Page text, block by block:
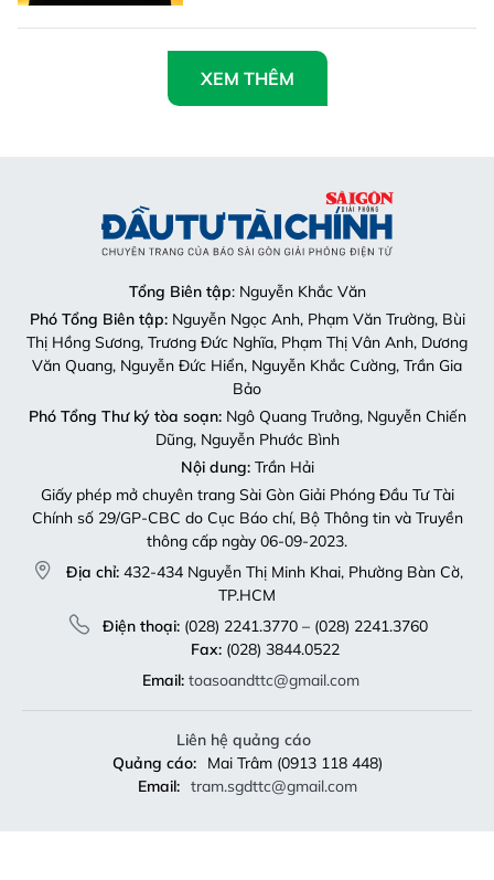
XEM THÊM
Tổng Biên tập: Nguyễn Khắc Văn
Phó Tổng Biên tập:Nguyễn Ngọc Anh, Phạm Văn Trường, Bùi
Thị Hồng Sương, Trương Đức Nghĩa, Phạm Thị Vân Anh, Dương
Văn Quang, Nguyễn Đức Hiển, Nguyễn Khắc Cường, Trần Gia
Bảo
Phó Tổng Thư ký tòa soạn:Ngô Quang Trưởng, Nguyễn Chiến
Dũng, Nguyễn Phước Bình
Nội dung:Trần Hải
Giấy phép mở chuyên trang Sài Gòn Giải Phóng Đầu Tư Tài
Chính số 29/GP-CBC do Cục Báo chí, Bộ Thông tin và Truyền
thông cấp ngày 06-09-2023.
Địa chỉ: 432-434 Nguyễn Thị Minh Khai, Phường Bàn Cờ,
TP.HCM
Điện thoại:(028) 2241.3770 – (028) 2241.3760
Fax:(028) 3844.0522
Email: toasoandttc@gmail.com
Liên hệ quảng cáo
Quảng cáo:
Mai Trâm (0913 118 448)
Email: tram.sgdttc@gmail.com